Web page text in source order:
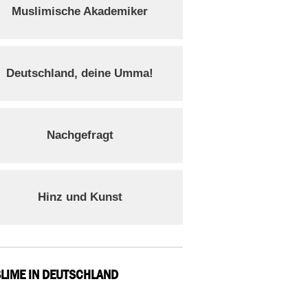
Muslimische Akademiker
Deutschland, deine Umma!
Nachgefragt
Hinz und Kunst
IN DEUTSCHLAND